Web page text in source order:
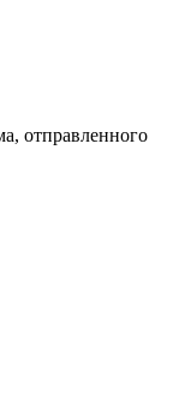
отправленного